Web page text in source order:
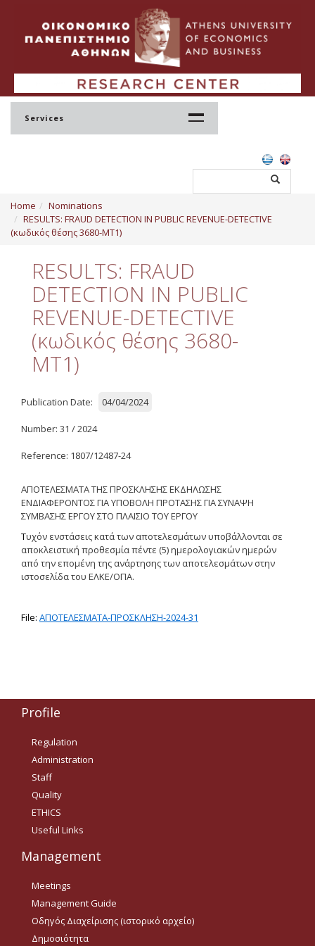
Services
Profile
Regulation
Administration
Staff
Quality
ETHICS
Useful Links
Οδηγός Διαχείρισης
(ιστορικό αρχείο)
Δημοσιότητα
Logos - Funding
Frameworks
Ε.Σ.Π.Α. (2007-2013)
ΕΠ Ανταγωνιστικότητα,
Καινοτομία
Δημοσιότητα ΕΛ.ΙΔ.Ε.Κ.
ΕΛ.ΙΔ.Ε.Κ. Μεταδιδάκτορες
Guidelines
Guidelines
Home
Nominations
RESULTS: FRAUD DETECTION IN PUBLIC REVENUE-DETECTIVE
(κωδικός θέσης 3680-ΜΤ1)
RESULTS: FRAUD
DETECTION IN PUBLIC
REVENUE-DETECTIVE
(κωδικός θέσης 3680-
ΜΤ1)
Publication Date: 04/04/2024
Number: 31 / 2024
Reference: 1807/12487-24
ΑΠΟΤΕΛΕΣΜΑΤΑ ΤΗΣ ΠΡΟΣΚΛΗΣΗΣ ΕΚΔΗΛΩΣΗΣ
ΕΝΔΙΑΦΕΡΟΝΤΟΣ ΓΙΑ ΥΠΟΒΟΛΗ ΠΡΟΤΑΣΗΣ ΓΙΑ ΣΥΝΑΨΗ
ΣΥΜΒΑΣΗΣ ΕΡΓΟΥΣΤΟ ΠΛΑΙΣΙΟ ΤΟΥΕΡΓΟΥ
Τυχόν ενστάσεις κατά των αποτελεσμάτων υποβάλλονται σε
αποκλειστική προθεσμία πέντε (5) ημερολογιακών ημερών
από την επομένη της ανάρτησης των αποτελεσμάτων στην
ιστοσελίδα του ΕΛΚΕ/ΟΠΑ.
File: ΑΠΟΤΕΛΕΣΜΑΤΑ-ΠΡΟΣΚΛΗΣΗ-2024-31
Profile
Regulation
Administration
Staff
Quality
ETHICS
Useful Links
Management
Meetings
Management Guide
Οδηγός Διαχείρισης (ιστορικό αρχείο)
Δημοσιότητα